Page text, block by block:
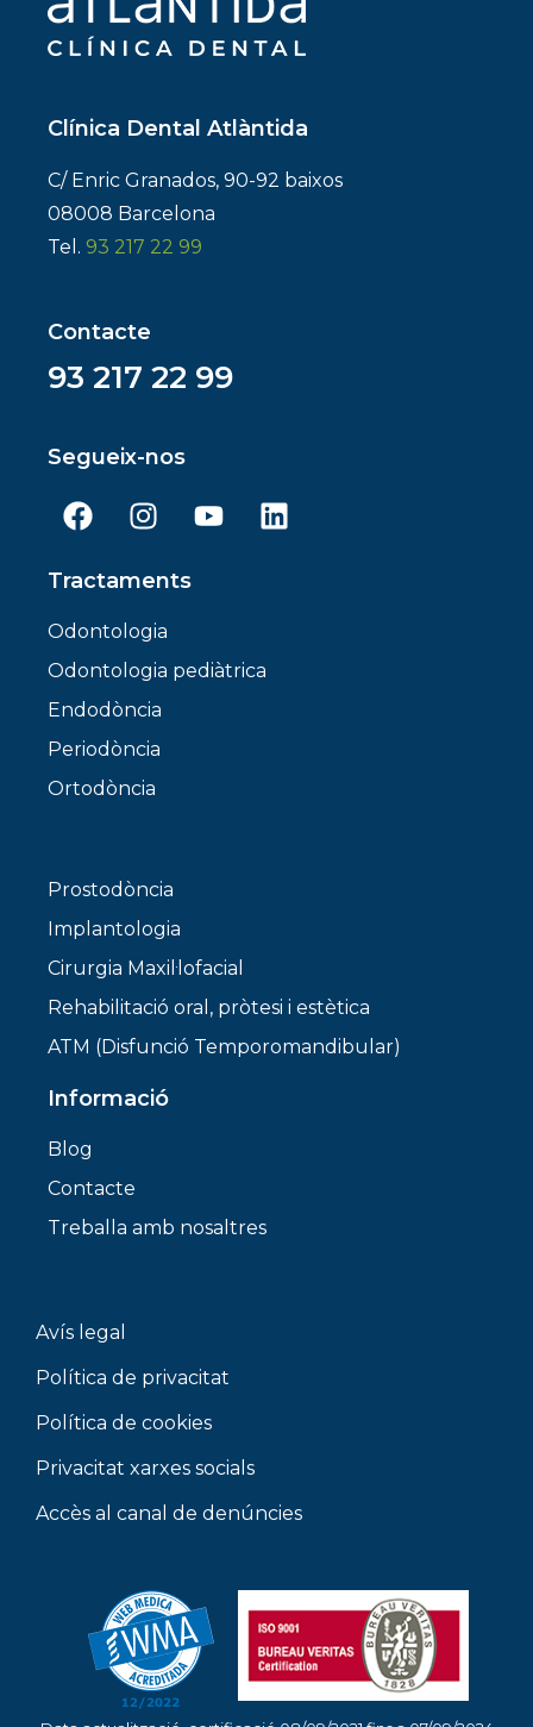
Clínica Dental Atlàntida
C/ Enric Granados, 90-92 baixos
08008 Barcelona
Tel. 93 217 22 99
Contacte
93 217 22 99
Segueix-nos
Tractaments
Odontologia
Odontologia pediàtrica
Endodòncia
Periodòncia
Ortodòncia
Prostodòncia
Implantologia
Cirurgia Maxil·lofacial
Rehabilitació oral, pròtesi i estètica
ATM (Disfunció Temporomandibular)
Informació
Blog
Contacte
Treballa amb nosaltres
Avís legal
Política de privacitat
Política de cookies
Privacitat xarxes socials
Accès al canal de denúncies